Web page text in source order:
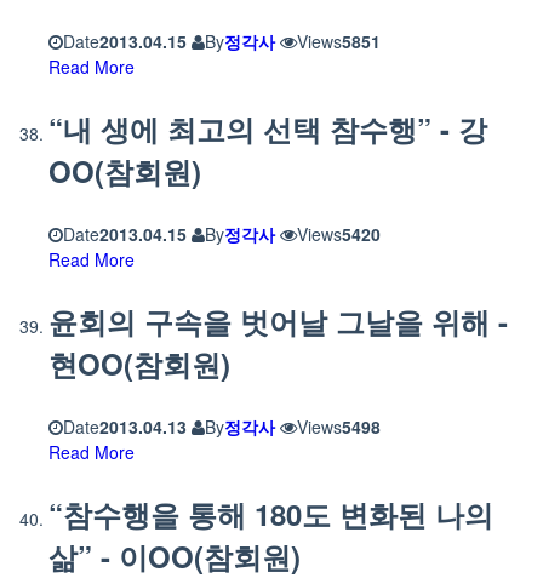
Date2013.04.15 By정각사 Views5851
Read More
“내 생에 최고의 선택 참수행” - 강
OO(참회원)
Date2013.04.15 By정각사 Views5420
Read More
윤회의 구속을 벗어날 그날을 위해 -
현OO(참회원)
Date2013.04.13 By정각사 Views5498
Read More
“참수행을 통해 180도 변화된 나의
삶” - 이OO(참회원)